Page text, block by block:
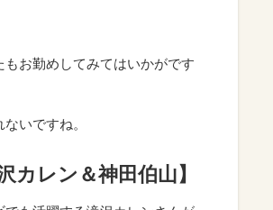
お勤めしてみてはいかがです
いですね。
レン＆神田伯山】